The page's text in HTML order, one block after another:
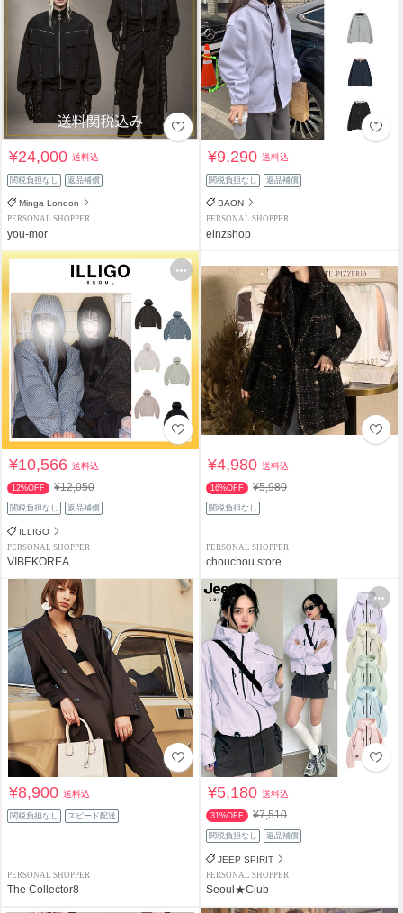
¥24,000送料込
関税負担なし 返品補償
Minga London
PERSONAL SHOPPER
you-mor
¥9,290送料込
関税負担なし 返品補償
BAON
PERSONAL SHOPPER
einzshop
¥10,566送料込
12%OFF ¥12,050
関税負担なし 返品補償
ILLIGO
PERSONAL SHOPPER
VIBEKOREA
¥4,980送料込
16%OFF ¥5,980
関税負担なし
PERSONAL SHOPPER
chouchou store
¥8,900送料込
関税負担なし スピード配送
PERSONAL SHOPPER
The Collector8
¥5,180送料込
31%OFF ¥7,510
関税負担なし 返品補償
JEEP SPIRIT
PERSONAL SHOPPER
Seoul★Club